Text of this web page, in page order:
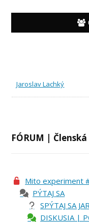
Jaroslav Lachký
FÓRUM |
Mito experiment
PÝTAJ SA
SPÝTAJ SA
DISKUSIA |